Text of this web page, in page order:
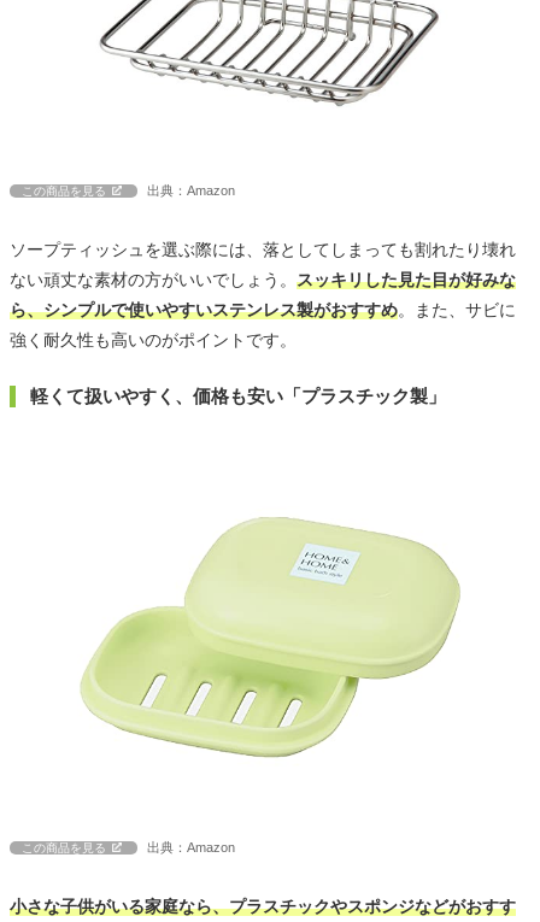
この商品を見る 出典：Amazon
ソープティッシュを選ぶ際には、落としてしまっても割れたり壊れ
ない頑丈な素材の方がいいでしょう。 スッキリした見た目が好みな
ら、シンプルで使いやすいステンレス製がおすすめ。また、サビに
強く耐久性も高いのがポイントです。
軽くて扱いやすく、価格も安い「プラスチック製」
この商品を見る 出典：Amazon
小さな子供がいる家庭なら、プラスチックやスポンジなどがおすす